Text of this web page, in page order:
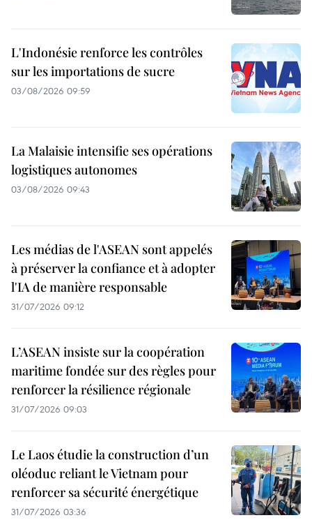
L'Indonésie renforce les contrôles
sur les importations de sucre
03/08/2026 09:59
La Malaisie intensifie ses opérations
logistiques autonomes
03/08/2026 09:43
Les médias de l'ASEAN sont appelés
à préserver la confiance et à adopter
l'IA de manière responsable
31/07/2026 09:12
L’ASEAN insiste sur la coopération
maritime fondée sur des règles pour
renforcer la résilience régionale
31/07/2026 09:03
Le Laos étudie la construction d’un
oléoduc reliant le Vietnam pour
renforcer sa sécurité énergétique
31/07/2026 03:36